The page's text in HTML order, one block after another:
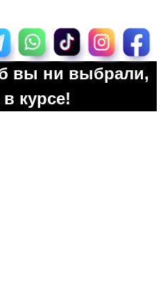
вы ни выбрали,
в курсе!